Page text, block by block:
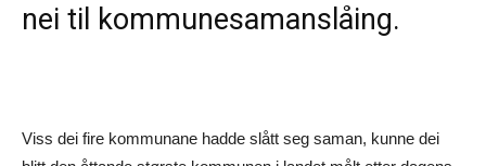
nei til kommunesamanslåing.
Viss dei fire kommunane hadde slått seg saman, kunne dei